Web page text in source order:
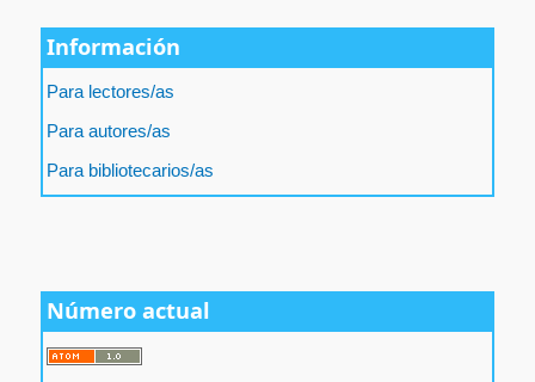
Información
Para lectores/as
Para autores/as
Para bibliotecarios/as
Número actual